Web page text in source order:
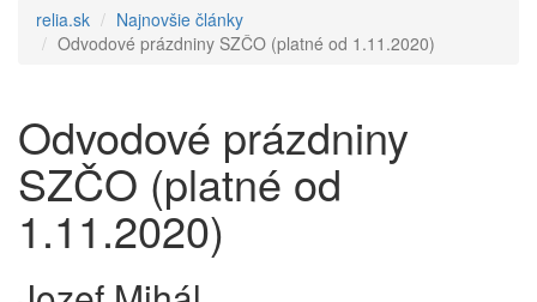
relia.sk
Najnovšie články
Odvodové prázdniny SZČO (platné od 1.11.2020)
Odvodové prázdniny
SZČO (platné od
1.11.2020)